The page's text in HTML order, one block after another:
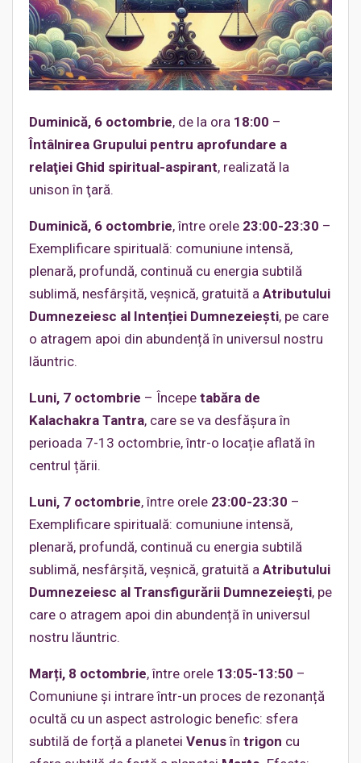
Duminică, 6 octombrie, de la ora 18:00 –
Întâlnirea Grupului pentru aprofundare a
relaţiei Ghid spiritual-aspirant, realizată la
unison în ţară.
Duminică, 6 octombrie, între orele 23:00-23:30 –
Exemplificare spirituală: comuniune intensă,
plenară, profundă, continuă cu energia subtilă
sublimă, nesfârșită, veșnică, gratuită a Atributului
Dumnezeiesc al Intenției Dumnezeiești, pe care
o atragem apoi din abundență în universul nostru
lăuntric.
Luni, 7 octombrie – Începe tabăra de
Kalachakra Tantra, care se va desfășura în
perioada 7-13 octombrie, într-o locație aflată în
centrul țării.
Luni, 7 octombrie, între orele 23:00-23:30 –
Exemplificare spirituală: comuniune intensă,
plenară, profundă, continuă cu energia subtilă
sublimă, nesfârșită, veșnică, gratuită a Atributului
Dumnezeiesc al Transfigurării Dumnezeiești, pe
care o atragem apoi din abundență în universul
nostru lăuntric.
Marți, 8 octombrie, între orele 13:05-13:50 –
Comuniune și intrare într-un proces de rezonanță
ocultă cu un aspect astrologic benefic: sfera
subtilă de forță a planetei Venusîn trigon cu